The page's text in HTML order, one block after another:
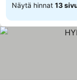
Näytä hinnat 13